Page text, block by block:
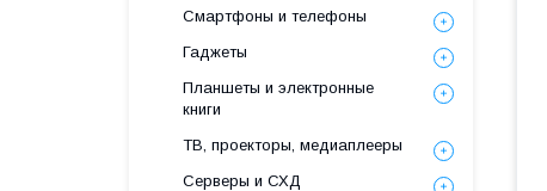
Смартфоны и телефоны
Гаджеты
Планшеты и электронные
книги
ТВ, проекторы, медиаплееры
Серверы и СХД